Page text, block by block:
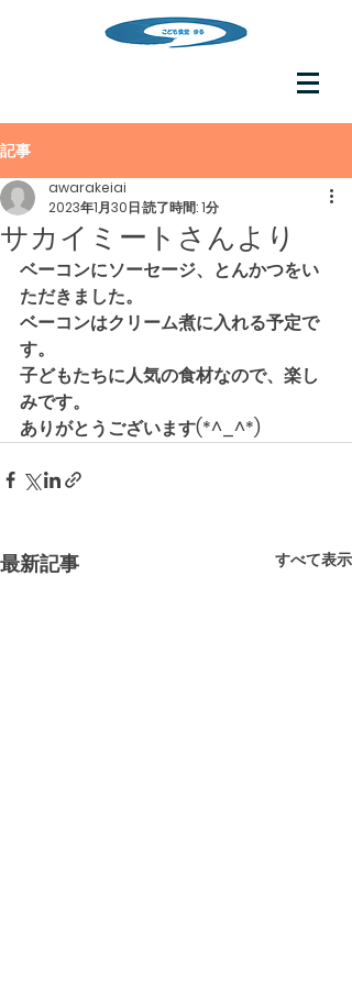
記事
サカイミートさんより
awarakeiai
2023年1月30日読了時間: 1分
ベーコンにソーセージ、とんかつをい
ただきました。
ベーコンはクリーム煮に入れる予定で
す。
子どもたちに人気の食材なので、楽し
みです。
ありがとうございます(*^_^*)
最新記事 すべて表示